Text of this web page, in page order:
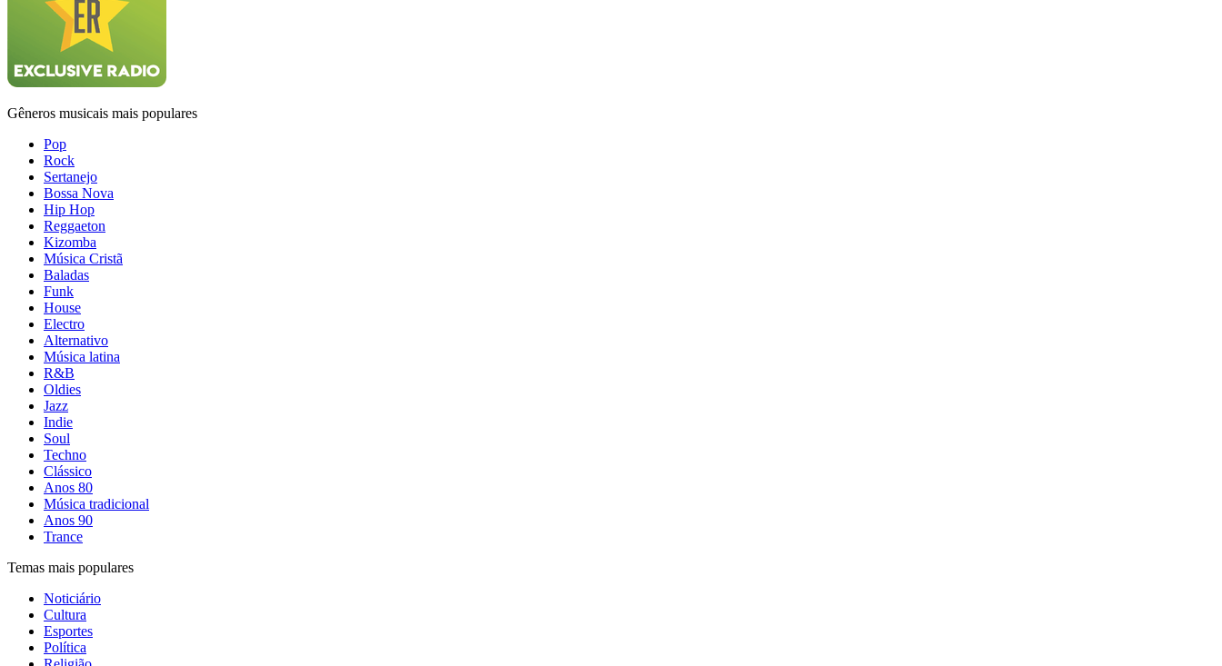
Gêneros musicais mais populares
Pop
Rock
Sertanejo
Bossa Nova
Hip Hop
Reggaeton
Kizomba
Música Cristã
Baladas
Funk
House
Electro
Alternativo
Música latina
R&B
Oldies
Jazz
Indie
Soul
Techno
Clássico
Anos 80
Música tradicional
Anos 90
Trance
Temas mais populares
Noticiário
Cultura
Esportes
Política